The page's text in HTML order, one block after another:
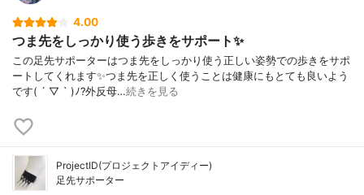
4.00
つま先をしっかり使う歩きをサポート✨
この足先サポーターはつま先をしっかり使う正しい姿勢での歩きをサポ
ートしてくれます✨つま先を正しく使うことは健康にもとても良いよう
です( ´ ▽ ` )ﾉ?外反母…続きを見る
ProjectID(プロジェクトアイディー)
足先サポーター